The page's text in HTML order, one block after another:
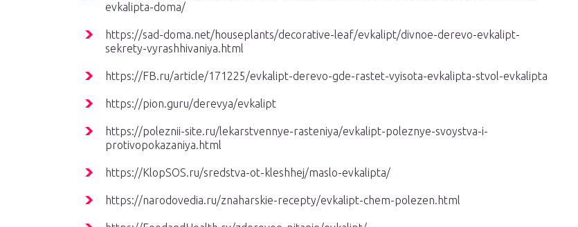
evkalipta-doma/
https://sad-doma.net/houseplants/decorative-leaf/evkalipt/divnoe-derevo-evkalipt-
sekrety-vyrashhivaniya.html
https://FB.ru/article/171225/evkalipt-derevo-gde-rastet-vyisota-evkalipta-stvol-evkalipta
https://pion.guru/derevya/evkalipt
https://poleznii-site.ru/lekarstvennye-rasteniya/evkalipt-poleznye-svoystva-i-
protivopokazaniya.html
https://KlopSOS.ru/sredstva-ot-kleshhej/maslo-evkalipta/
https://narodovedia.ru/znaharskie-recepty/evkalipt-chem-polezen.html